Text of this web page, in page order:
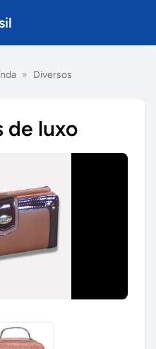
» Diversos
de luxo